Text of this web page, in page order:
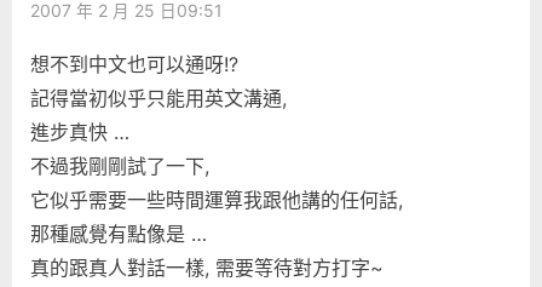
u
s
P
o
s
:
George
聊
吧！”
2007 年 2 月 25 日09:51
想不到中文也可以通呀!?
記得當初似乎只能用英文溝通,
進步真快 …
不過我剛剛試了一下,
它似乎需要一些時間運算我跟他講的任何話,
那種感覺有點像是 …
真的跟真人對話一樣, 需要等待對方打字~